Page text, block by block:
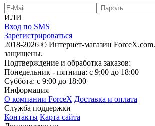
ИЛИ
Вход по SMS
Зарегистрироваться
2018-2026 © Интернет-магазин
защищены.
Подтверждение и обработка заказов:
Понедельник - пятница: с 9:00 до 18:00
Суббота: с 9:00 до 18:00
Информация
О компании ForceX Доставка и оплата
Служба поддержки
Контакты Карта сайта